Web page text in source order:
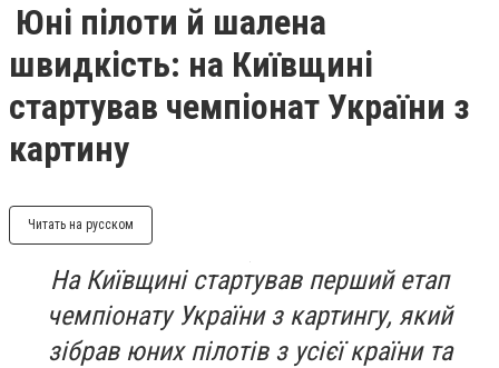
Юні пілоти й шалена
швидкість: на Київщині
стартував чемпіонат України з
картину
Читать на русском
На Київщині стартував перший етап
чемпіонату України з картингу, який
зібрав юних пілотів з усієї країни та